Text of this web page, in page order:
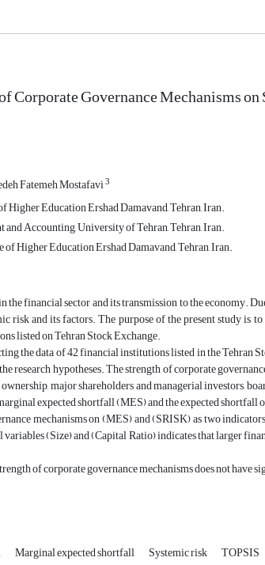
Corporate Governance Mechanisms
Fatemeh Mostafavi3
Education Ershad Damavand, Tehran, Iran.
Accounting, University of Tehran, Tehran, Iran.
Higher Education Ershad Damavand, Tehran, Iran.
the financial sector and its transmission to the economy.
risk and its factors. The purpose of the present study is
listed on Tehran Stock Exchange.
the data of 42 financial institutions listed in the Tehran
research hypotheses. The strength of corporate
major shareholders and managerial investors,
expected shortfall (MES) and the expected
mechanisms on (MES) and (SRISK) as two
(Size) and (Capital Ratio) indicates that larger
of corporate governance mechanisms does not
Marginal expected shortfall Systemic risk TOPSIS